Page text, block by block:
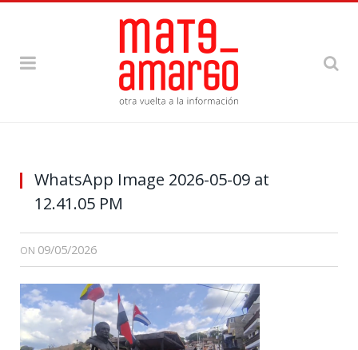
WhatsApp Image 2026-05-09 at
12.41.05 PM
ON 09/05/2026